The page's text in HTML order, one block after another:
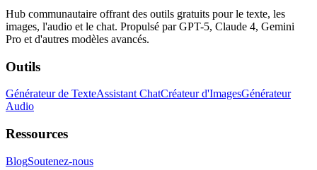
Hub communautaire offrant des outils gratuits pour le texte, les
images, l'audio et le chat. Propulsé par GPT-5, Claude 4, Gemini
Pro et d'autres modèles avancés.
Outils
Générateur de TexteAssistant ChatCréateur d'ImagesGénérateur
Audio
Ressources
BlogSoutenez-nous